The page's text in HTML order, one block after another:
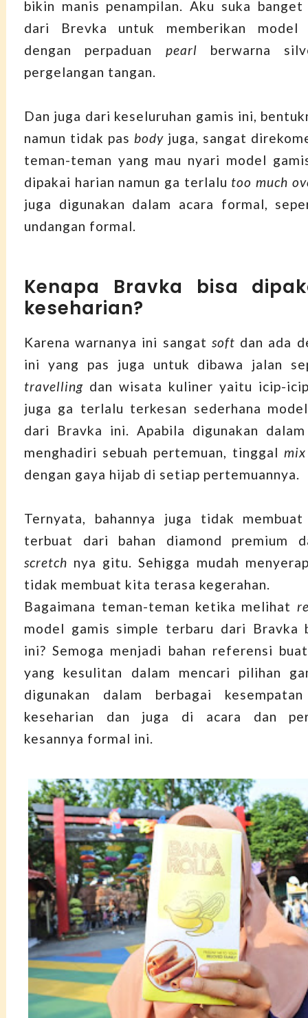
bikin manis penampilan. Aku suka
dari Brevka untuk memberikan model
dengan perpaduan pearl berwarna
pergelangan tangan.
Dan juga dari keseluruhan gamis ini,
namun tidak pas body juga, sangat
teman-teman yang mau nyari model
dipakai harian namun ga terlalu too much
juga digunakan dalam acara formal,
undangan formal.
Kenapa Bravka bisa
keseharian?
Karena warnanya ini sangat soft dan ada
ini yang pas juga untuk dibawa jalan
travelling dan wisata kuliner yaitu icip-
juga ga terlalu terkesan sederhana
dari Bravka ini. Apabila digunakan
menghadiri sebuah pertemuan, tinggal
dengan gaya hijab di setiap pertemuannya.
Ternyata, bahannya juga tidak
terbuat dari bahan diamond premium
scretch nya gitu. Sehigga mudah
tidak membuat kita terasa kegerahan.
Bagaimana teman-teman ketika melihat
model gamis simple terbaru dari Bravka
ini? Semoga menjadi bahan referensi
yang kesulitan dalam mencari pilihan
digunakan dalam berbagai
keseharian dan juga di acara dan
kesannya formal ini.